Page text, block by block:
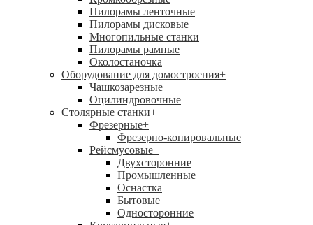
Пилорамы ленточные
Пилорамы дисковые
Многопильные станки
Пилорамы рамные
Околостаночка
Оборудование для домостроения+
Чашкозарезные
Оцилиндровочные
Столярные станки+
Фрезерные+
Фрезерно-копировальные
Рейсмусовые+
Двухсторонние
Промышленные
Оснастка
Бытовые
Односторонние